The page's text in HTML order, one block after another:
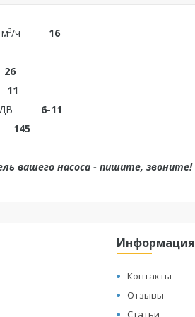
м³/ч 16
26
11
6-11
145
вашего насоса - пишите, звоните!
Информация
Контакты
Отзывы
Статьи